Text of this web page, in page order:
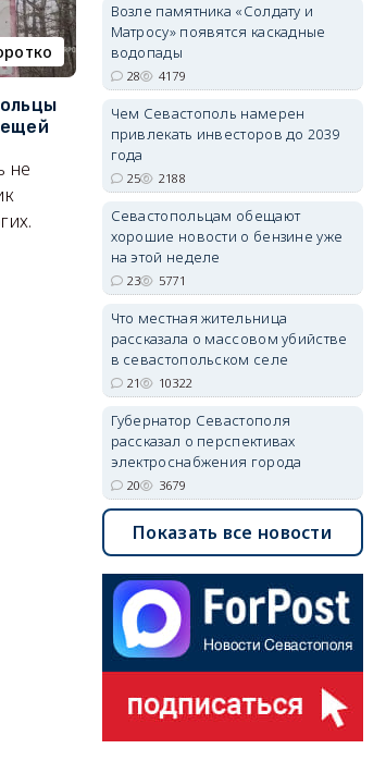
не
В Севастополе утвердили
проект застройки центра
Балаклавы
Там появится туристический
квартал с отелями и
парковками.
05/08/2026 08:01 5446
Возле памятника «Солдату и
Матросу» появятся каскадные
водопады
28 4179
Чем Севастополь намерен
привлекать инвесторов до 2039
года
25 2188
Севастопольцам обещают
хорошие новости о бензине уже
на этой неделе
23 5771
Что местная жительница
рассказала о массовом убийстве
в севастопольском селе
21 10322
Губернатор Севастополя
рассказал о перспективах
электроснабжения города
20 3679
Показать все новости